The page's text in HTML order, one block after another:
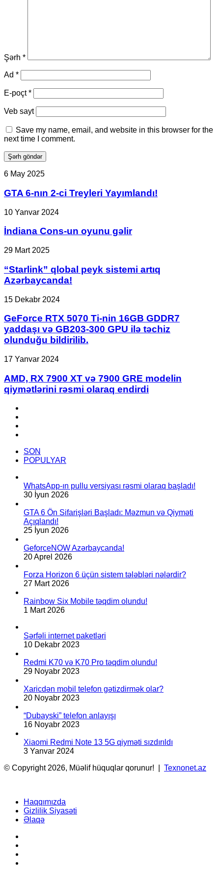
Şərh *
Ad *
E-poçt*
Veb sayt
Save my name, email, and website in this browser for the
next time I comment.
GTA
nın
2-
ci
Treyleri
Yayımlandı!
6 May 2025
GTA 6-nın 2-ci Treyleri Yayımlandı!
İndiana
un
gəlir
10 Yanvar 2024
İndiana Cons-un oyunu gəlir
“Starlink”
peyk
sistemi
artıq
29 Mart 2025
“Starlink” qlobal peyk sistemi artıq
Azərbaycanda!
GeForce
5070
Ti-
nin
16GB
yaddaşı
GB203-
300
GPU
təchiz
olunduğu
bildirilib.
15 Dekabr 2024
GeForce RTX 5070 Ti-nin 16GB GDDR7
yaddaşı və GB203-300 GPU ilə təchiz
olunduğu bildirilib.
AMD,
7900
XT
və
GRE
modelin
qiymətlərini
rəsmi
olaraq
endirdi
17 Yanvar 2024
AMD, RX 7900 XT və 7900 GRE modelin
qiymətlərini rəsmi olaraq endirdi
SON
POPULYAR
WhatsApp-ın pullu versiyası rəsmi olaraq başladı!
30 İyun 2026
GTA 6 Ön Sifarişləri Başladı: Məzmun və Qiyməti
Açıqlandı!
25 İyun 2026
GeforceNOW Azərbaycanda!
20 Aprel 2026
Forza Horizon 6 üçün sistem tələbləri nələrdir?
27 Mart 2026
Rainbow Six Mobile təqdim olundu!
1 Mart 2026
Sərfəli internet paketləri
10 Dekabr 2023
Redmi K70 və K70 Pro təqdim olundu!
29 Noyabr 2023
Xaricdən mobil telefon gətizdirmək olar?
20 Noyabr 2023
“Dubayski” telefon anlayışı
16 Noyabr 2023
Xiaomi Redmi Note 13 5G qiyməti sızdırıldı
3 Yanvar 2024
© Copyright 2026, Müəlif hüquqlar qorunur! | Texnonet.az
Haqqımızda
Gizlilik Siyasəti
Əlaqə